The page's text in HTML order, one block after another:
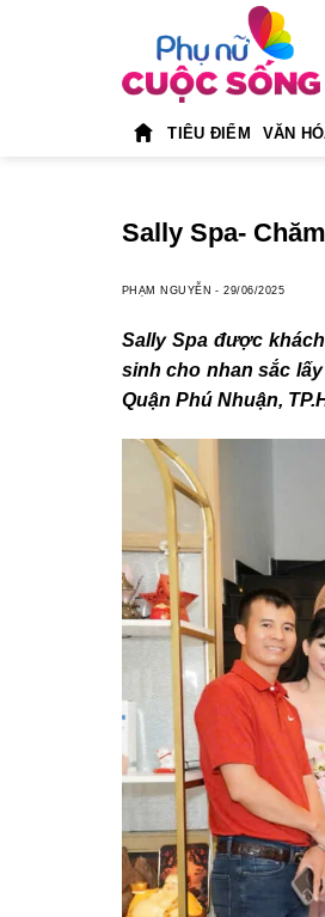
TIÊU ĐIỂM VĂN
Sally Spa-
PHẠM NGUYỄN -29/06/2025
Sally Spa được
sinh cho nhan sắc
Quận Phú Nhuận,